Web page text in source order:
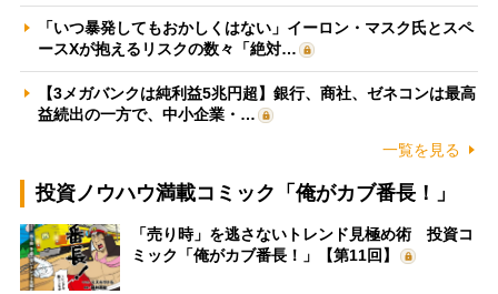
「いつ暴発してもおかしくはない」イーロン・マスク氏とスペ
ースXが抱えるリスクの数々「絶対…
【3メガバンクは純利益5兆円超】銀行、商社、ゼネコンは最高
益続出の一方で、中小企業・…
一覧を見る
投資ノウハウ満載コミック「俺がカブ番長！」
「売り時」を逃さないトレンド見極め術 投資コ
ミック「俺がカブ番長！」【第11回】